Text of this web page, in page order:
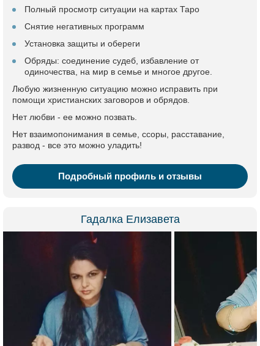
Полный просмотр ситуации на картах Таро
Снятие негативных программ
Установка защиты и обереги
Обряды: соединение судеб, избавление от
одиночества, на мир в семье и многое другое.
Любую жизненную ситуацию можно исправить при
помощи христианских заговоров и обрядов.
Нет любви - ее можно позвать.
Нет взаимопонимания в семье, ссоры, расставание,
развод - все это можно уладить!
Подробный профиль и отзывы
Гадалка Елизавета